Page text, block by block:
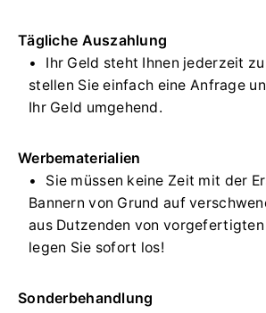
Tägliche Auszahlung
Ihr Geld steht Ihnen jederzeit
stellen Sie einfach eine Anfrage
Ihr Geld umgehend.
Werbematerialien
Sie müssen keine Zeit mit der
Bannern von Grund auf
aus Dutzenden von
legen Sie sofort los!
Sonderbehandlung